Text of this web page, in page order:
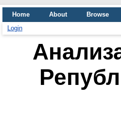
Home About
Browse
Login